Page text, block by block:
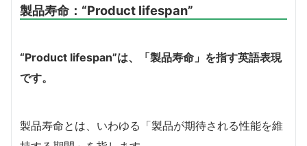
製品寿命： “Product lifespan”
“Product lifespan”は、「製品寿命」を指す英語表現
です。
製品寿命とは、いわゆる「製品が期待される性能を維